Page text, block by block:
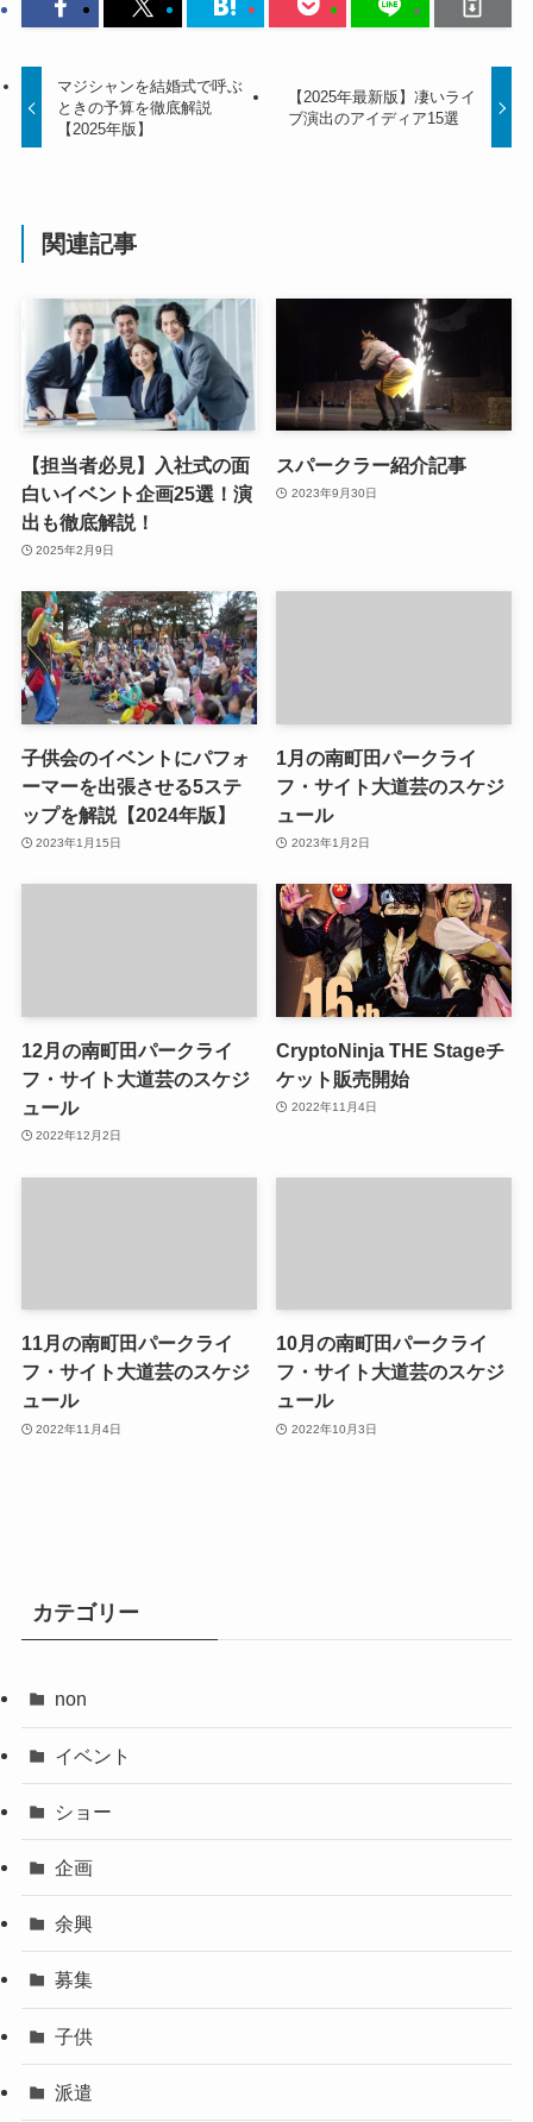
マジシャンを結婚式で呼ぶ
ときの予算を徹底解説
【2025年版】
【2025年最新版】凄いライ
ブ演出のアイディア15選
関連記事
【担当者必見】入社式の面
白いイベント企画25選！演
出も徹底解説！
2025年2月9日
スパークラー紹介記事
2023年9月30日
子供会のイベントにパフォ
ーマーを出張させる5ステ
ップを解説【2024年版】
2023年1月15日
1月の南町田パークライ
フ・サイト大道芸のスケジ
ュール
2023年1月2日
12月の南町田パークライ
フ・サイト大道芸のスケジ
ュール
2022年12月2日
CryptoNinja THE Stageチ
ケット販売開始
2022年11月4日
11月の南町田パークライ
フ・サイト大道芸のスケジ
ュール
2022年11月4日
10月の南町田パークライ
フ・サイト大道芸のスケジ
ュール
2022年10月3日
カテゴリー
non
イベント
ショー
企画
余興
募集
子供
派遣